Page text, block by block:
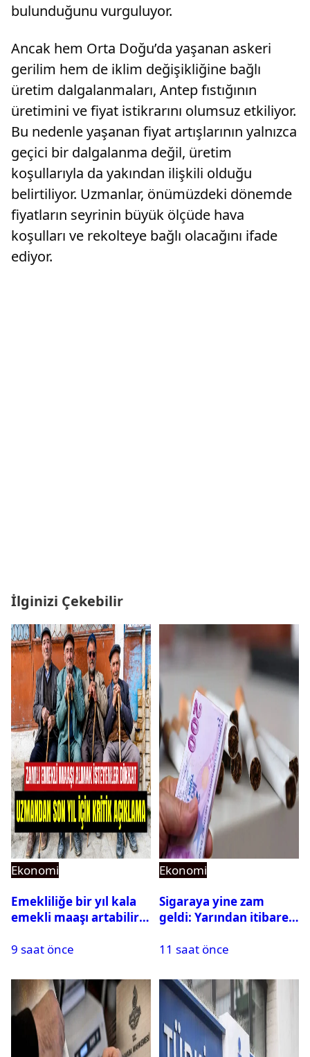
bulunduğunu vurguluyor.
Ancak hem Orta Doğu’da yaşanan askeri
gerilim hem de iklim değişikliğine bağlı
üretim dalgalanmaları, Antep fıstığının
üretimini ve fiyat istikrarını olumsuz etkiliyor.
Bu nedenle yaşanan fiyat artışlarının yalnızca
geçici bir dalgalanma değil, üretim
koşullarıyla da yakından ilişkili olduğu
belirtiliyor. Uzmanlar, önümüzdeki dönemde
fiyatların seyrinin büyük ölçüde hava
koşulları ve rekolteye bağlı olacağını ifade
ediyor.
İlginizi Çekebilir
Ekonomi
Emekliliğe bir yıl kala
emekli maaşı artabilir
9 saat önce
Ekonomi
Sigaraya yine zam
geldi: Yarından itibaren
11 saat önce